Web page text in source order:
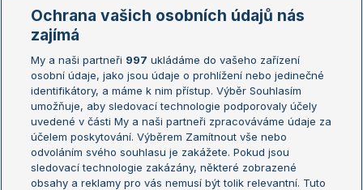
Žebříčky
Žebříček ATP (muži)
Žebříček WTA (ženy)
Sázkařský žebříček
Australian Open
French Open
Wimbledon
US Open
Turnaj mistrů
Turnaj mistryň
Ochrana vašich osobních údajů nás
zajímá
My a naši partneři 997 ukládáme do vašeho zařízení
osobní údaje, jako jsou údaje o prohlížení nebo jedinečné
identifikátory, a máme k nim přístup. Výběr Souhlasím
umožňuje, aby sledovací technologie podporovaly účely
uvedené v části My a naši partneři zpracováváme údaje za
účelem poskytování. Výběrem Zamítnout vše nebo
odvoláním svého souhlasu je zakážete. Pokud jsou
sledovací technologie zakázány, některé zobrazené
obsahy a reklamy pro vás nemusí být tolik relevantní. Tuto